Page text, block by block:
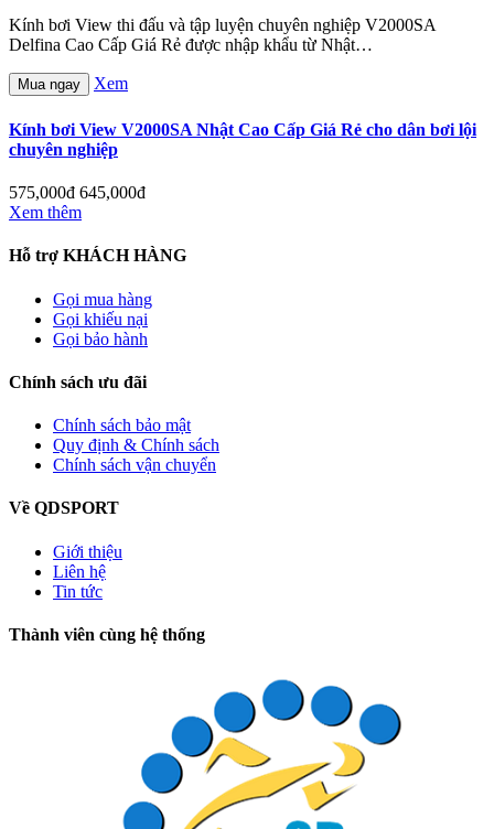
Kính bơi View thi đấu và tập luyện chuyên nghiệp V2000SA
Delfina Cao Cấp Giá Rẻ được nhập khẩu từ Nhật…
Mua ngay Xem
Kính bơi View V2000SA Nhật Cao Cấp Giá Rẻ cho dân bơi lội
chuyên nghiệp
575,000đ 645,000đ
Xem thêm
Hỗ trợ KHÁCH HÀNG
Gọi mua hàng
Gọi khiếu nại
Gọi bảo hành
Chính sách ưu đãi
Chính sách bảo mật
Quy định & Chính sách
Chính sách vận chuyển
Về QDSPORT
Giới thiệu
Liên hệ
Tin tức
Thành viên cùng hệ thống